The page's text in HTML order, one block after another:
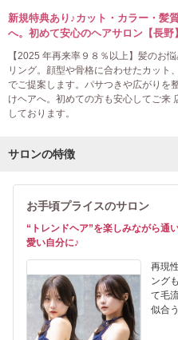
新規特典あり♪カット・カラー・髪
へ。初めて安心のヘアサロン【長野】
【2025 年再来率９８％以上】髪のお
リング。顔型や骨格に合わせたカット
でご提案します。パサつきや広がりを
けヘアへ。初めての方も安心してご来
しております。
サロンの特徴
お手頃プライスのサロン
“トレンドヘア”を楽しみながら通
愛い自分に♪
再現
ング
て毛
似合